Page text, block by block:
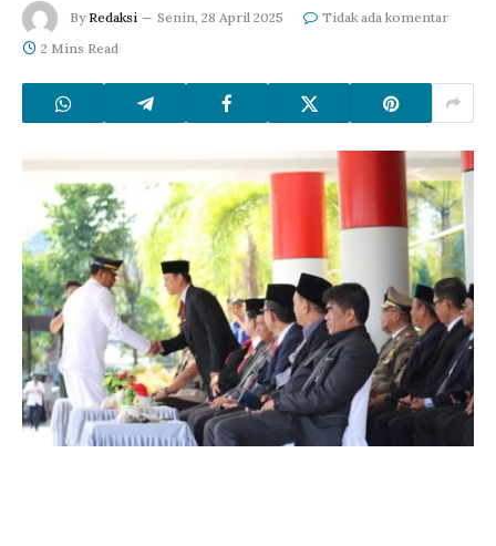
By Redaksi Senin, 28 April 2025
Tidak ada komentar
2 Mins Read